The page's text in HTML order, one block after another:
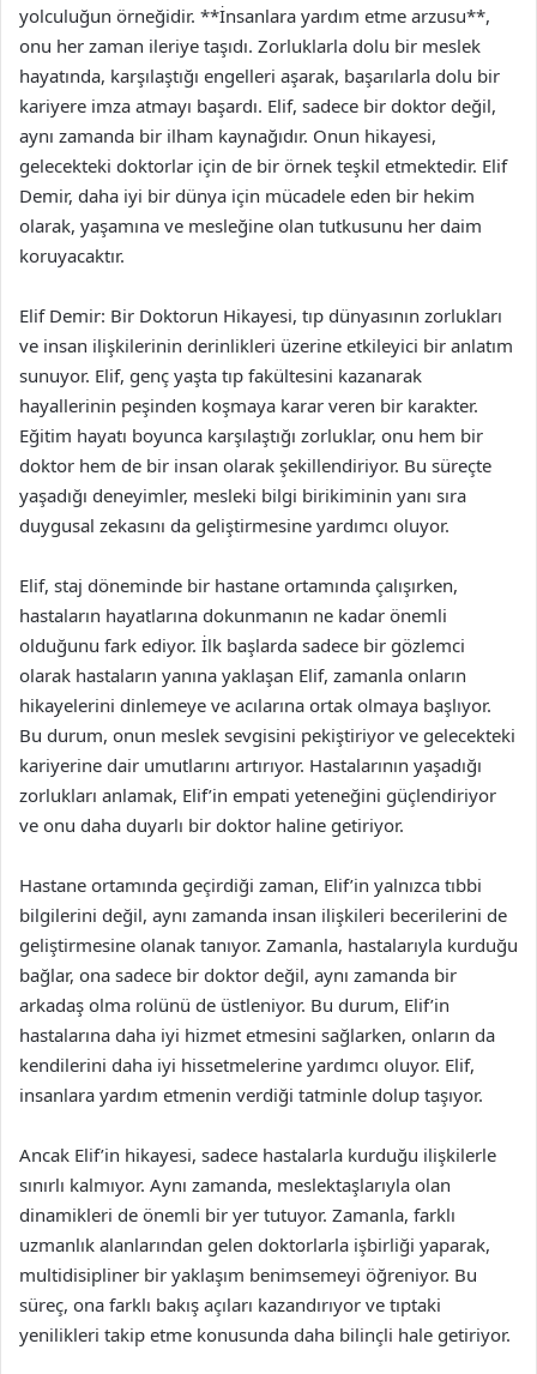
yolculuğun örneğidir. **İnsanlara yardım etme arzusu**,
onu her zaman ileriye taşıdı. Zorluklarla dolu bir meslek
hayatında, karşılaştığı engelleri aşarak, başarılarla dolu bir
kariyere imza atmayı başardı. Elif, sadece bir doktor değil,
aynı zamanda bir ilham kaynağıdır. Onun hikayesi,
gelecekteki doktorlar için de bir örnek teşkil etmektedir. Elif
Demir, daha iyi bir dünya için mücadele eden bir hekim
olarak, yaşamına ve mesleğine olan tutkusunu her daim
koruyacaktır.
Elif Demir: Bir Doktorun Hikayesi, tıp dünyasının zorlukları
ve insan ilişkilerinin derinlikleri üzerine etkileyici bir anlatım
sunuyor. Elif, genç yaşta tıp fakültesini kazanarak
hayallerinin peşinden koşmaya karar veren bir karakter.
Eğitim hayatı boyunca karşılaştığı zorluklar, onu hem bir
doktor hem de bir insan olarak şekillendiriyor. Bu süreçte
yaşadığı deneyimler, mesleki bilgi birikiminin yanı sıra
duygusal zekasını da geliştirmesine yardımcı oluyor.
Elif, staj döneminde bir hastane ortamında çalışırken,
hastaların hayatlarına dokunmanın ne kadar önemli
olduğunu fark ediyor. İlk başlarda sadece bir gözlemci
olarak hastaların yanına yaklaşan Elif, zamanla onların
hikayelerini dinlemeye ve acılarına ortak olmaya başlıyor.
Bu durum, onun meslek sevgisini pekiştiriyor ve gelecekteki
kariyerine dair umutlarını artırıyor. Hastalarının yaşadığı
zorlukları anlamak, Elif’in empati yeteneğini güçlendiriyor
ve onu daha duyarlı bir doktor haline getiriyor.
Hastane ortamında geçirdiği zaman, Elif’in yalnızca tıbbi
bilgilerini değil, aynı zamanda insan ilişkileri becerilerini de
geliştirmesine olanak tanıyor. Zamanla, hastalarıyla kurduğu
bağlar, ona sadece bir doktor değil, aynı zamanda bir
arkadaş olma rolünü de üstleniyor. Bu durum, Elif’in
hastalarına daha iyi hizmet etmesini sağlarken, onların da
kendilerini daha iyi hissetmelerine yardımcı oluyor. Elif,
insanlara yardım etmenin verdiği tatminle dolup taşıyor.
Ancak Elif’in hikayesi, sadece hastalarla kurduğu ilişkilerle
sınırlı kalmıyor. Aynı zamanda, meslektaşlarıyla olan
dinamikleri de önemli bir yer tutuyor. Zamanla, farklı
uzmanlık alanlarından gelen doktorlarla işbirliği yaparak,
multidisipliner bir yaklaşım benimsemeyi öğreniyor. Bu
süreç, ona farklı bakış açıları kazandırıyor ve tıptaki
yenilikleri takip etme konusunda daha bilinçli hale getiriyor.